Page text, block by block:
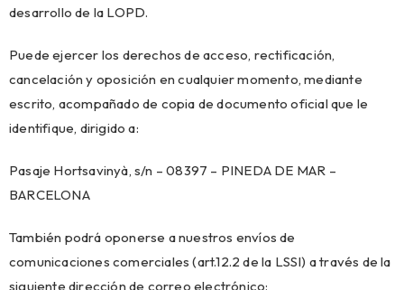
desarrollo de la LOPD.
Puede ejercer los derechos de acceso, rectificación,
cancelación y oposición en cualquier momento, mediante
escrito, acompañado de copia de documento oficial que le
identifique, dirigido a:
Pasaje Hortsavinyà, s/n – 08397 – PINEDA DE MAR –
BARCELONA
También podrá oponerse a nuestros envíos de
comunicaciones comerciales (art.12.2 de la LSSI) a través de la
siguiente dirección de correo electrónico: